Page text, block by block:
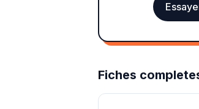
Fiches